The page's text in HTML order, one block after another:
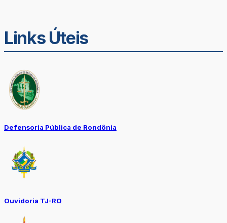
Links Úteis
Defensoria Pública de Rondônia
Ouvidoria TJ-RO